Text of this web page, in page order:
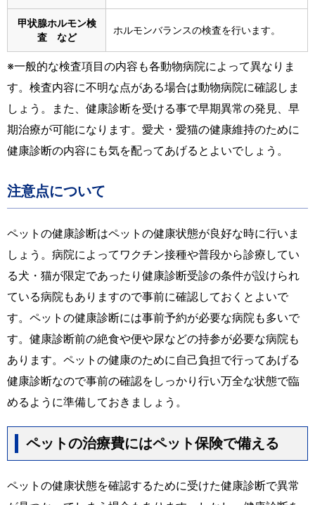
甲状腺ホルモン検
査 など
ホルモンバランスの検査を行います。
※一般的な検査項目の内容も各動物病院によって異なりま
す。検査内容に不明な点がある場合は動物病院に確認しま
しょう。また、健康診断を受ける事で早期異常の発見、早
期治療が可能になります。愛犬・愛猫の健康維持のために
健康診断の内容にも気を配ってあげるとよいでしょう。
注意点について
ペットの健康診断はペットの健康状態が良好な時に行いま
しょう。病院によってワクチン接種や普段から診療してい
る犬・猫が限定であったり健康診断受診の条件が設けられ
ている病院もありますので事前に確認しておくとよいで
す。ペットの健康診断には事前予約が必要な病院も多いで
す。健康診断前の絶食や便や尿などの持参が必要な病院も
あります。ペットの健康のために自己負担で行ってあげる
健康診断なので事前の確認をしっかり行い万全な状態で臨
めるように準備しておきましょう。
ペットの治療費にはペット保険で備える
ペットの健康状態を確認するために受けた健康診断で異常